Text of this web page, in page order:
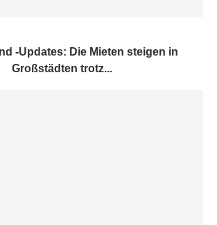
-Updates: Die Mieten steigen in
Großstädten trotz...